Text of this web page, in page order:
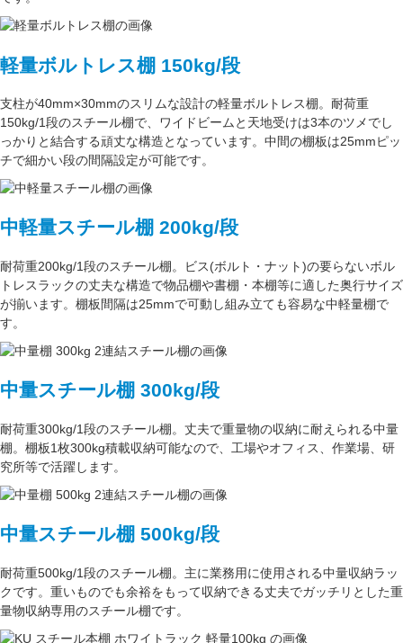
軽量ボルトレス棚 150kg/段
支柱が40mm×30mmのスリムな設計の軽量ボルトレス棚。 耐荷重
150kg/1段のスチール棚で、ワイドビームと天地受けは3本のツメでし
っかりと結合する頑丈な構造となっています。中間の棚板は25mmピッ
チで細かい段の間隔設定が可能です。
中軽量スチール棚 200kg/段
耐荷重200kg/1段のスチール棚。ビス(ボルト・ナット)の要らないボル
トレスラックの丈夫な構造で物品棚や書棚・本棚等に適した奥行サイズ
が揃います。 棚板間隔は25mmで可動し組み立ても容易な中軽量棚で
す。
中量スチール棚 300kg/段
耐荷重300kg/1段のスチール棚。丈夫で重量物の収納に耐えられる中量
棚。 棚板1枚300kg積載収納可能なので、工場やオフィス、作業場、研
究所等で活躍します。
中量スチール棚 500kg/段
耐荷重500kg/1段のスチール棚。主に業務用に使用される中量収納ラッ
クです。重いものでも余裕をもって収納できる丈夫でガッチリとした重
量物収納専用のスチール棚です。